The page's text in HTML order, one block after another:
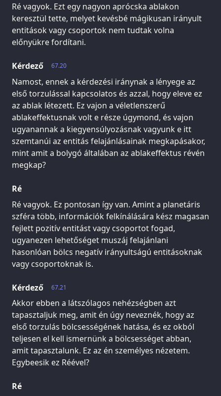
Ré vagyok. Ezt egy nagyon aprócska ablakon
keresztül tette, melyet kevésbé mágikusan irányult
entitások vagy csoportok nem tudtak volna
előnyükre fordítani.
67.20
Kérdező
Namost, ennek a kérdezési iránynak a lényege az
első torzulással kapcsolatos és azzal, hogy eleve ez
az ablak létezett. Ez vajon a véletlenszerű
ablakeffektusnak volt e része úgymond, és vajon
ugyanannak a kiegyensúlyozásnak vagyunk e itt
szemtanúi az entitás felajánlásainak megkapásakor,
mint amit a bolygó általában az ablakeffektus révén
megkap?
Ré
Ré vagyok. Ez pontosan így van. Amint a planetáris
szféra több, információk felkínálására kész magasan
fejlett pozitív entitást vagy csoportot fogad,
ugyanezen lehetőséget muszáj felajánlani
hasonlóan bölcs negatív irányultságú entitásoknak
vagy csoportoknak is.
67.21
Kérdező
Akkor ebben a látszólagos nehézségben azt
tapasztaljuk meg, amit én úgy neveznék, hogy az
első torzulás bölcsességének hatása, és ez okból
teljesen el kell ismernünk a bölcsességet abban,
amit tapasztalunk. Ez az én személyes nézetem.
Egybeesik ez Réével?
Ré